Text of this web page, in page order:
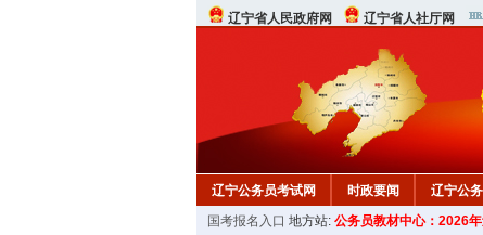
辽宁省人民政府网 辽宁省人社厅网
辽宁公务员考试网 时政要闻 辽宁公
在线咨询 教材中心
国考报名入口 地方站: 公务员教材中心：2026